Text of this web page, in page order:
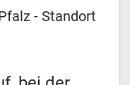
- Standort